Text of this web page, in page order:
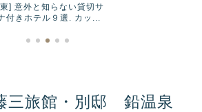
] 意外と知らない貸切サ
付きホテル９選. カッ...
三旅館・別邸 鉛温泉